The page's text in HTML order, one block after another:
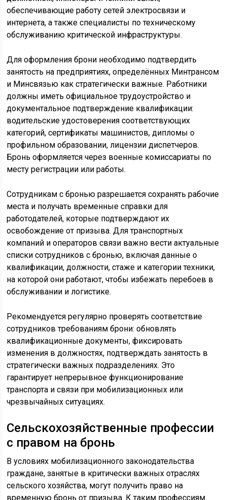
обеспечивающие работу сетей электросвязи и
интернета, а также специалисты по техническому
обслуживанию критической инфраструктуры.
Для оформления брони необходимо подтвердить
занятость на предприятиях, определённых Минтрансом
и Минсвязью как стратегически важные. Работники
должны иметь официальное трудоустройство и
документальное подтверждение квалификации:
водительские удостоверения соответствующих
категорий, сертификаты машинистов, дипломы о
профильном образовании, лицензии диспетчеров.
Бронь оформляется через военные комиссариаты по
месту регистрации или работы.
Сотрудникам с бронью разрешается сохранять рабочие
места и получать временные справки для
работодателей, которые подтверждают их
освобождение от призыва. Для транспортных
компаний и операторов связи важно вести актуальные
списки сотрудников с бронью, включая данные о
квалификации, должности, стаже и категории техники,
на которой они работают, чтобы избежать перебоев в
обслуживании и логистике.
Рекомендуется регулярно проверять соответствие
сотрудников требованиям брони: обновлять
квалификационные документы, фиксировать
изменения в должностях, подтверждать занятость в
стратегически важных подразделениях. Это
гарантирует непрерывное функционирование
транспорта и связи при мобилизационных или
чрезвычайных ситуациях.
Сельскохозяйственные профессии
с правом на бронь
В условиях мобилизационного законодательства
граждане, занятые в критически важных отраслях
сельского хозяйства, могут получить право на
временную бронь от призыва. К таким профессиям